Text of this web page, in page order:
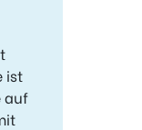
ist
auf